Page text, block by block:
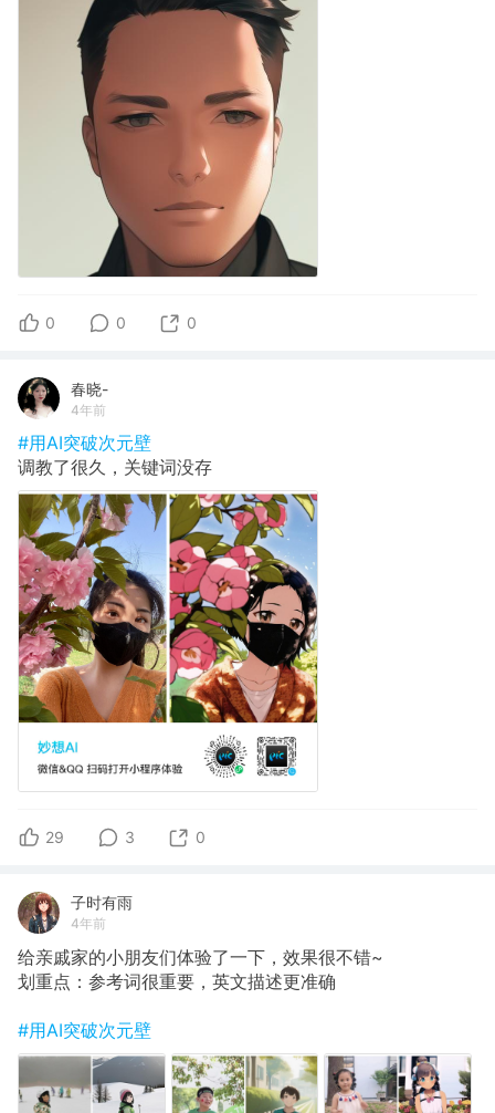
0 0 0
春晓-
4年前
#用AI突破次元壁
调教了很久，关键词没存
29 3 0
子时有雨
4年前
给亲戚家的小朋友们体验了一下，效果很不错~
划重点：参考词很重要，英文描述更准确
#用AI突破次元壁